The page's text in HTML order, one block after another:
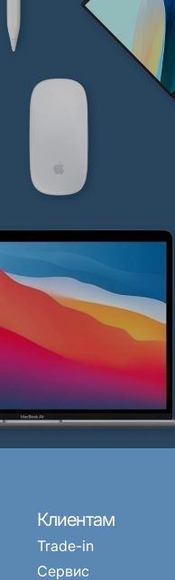
Клиентам
Trade-in
Сервис